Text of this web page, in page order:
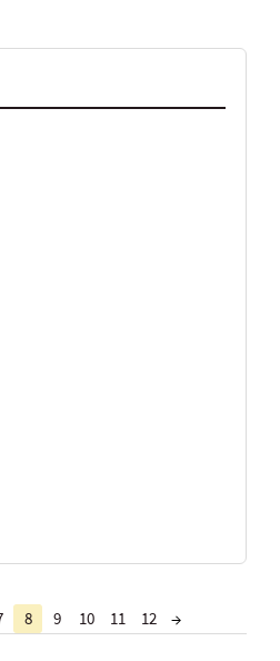
8 9 10 11 12 →